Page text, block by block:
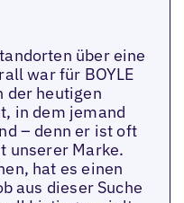
über eine
war für BOYLE
der heutigen
in dem jemand
– denn er ist oft
unserer Marke.
hat es einen
aus dieser Suche